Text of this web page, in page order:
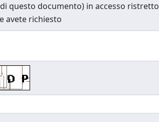
questo documento) in accesso ristretto
avete richiesto